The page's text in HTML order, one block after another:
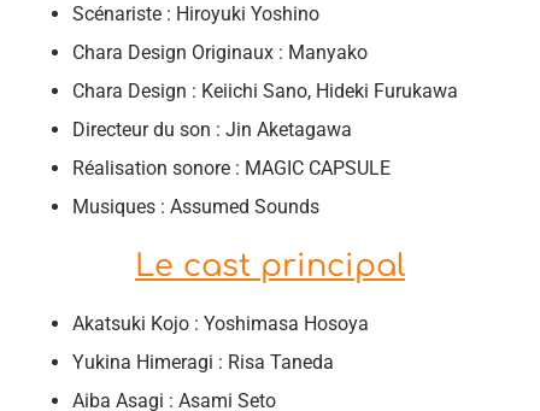
Scénariste : Hiroyuki Yoshino
Chara Design Originaux : Manyako
Chara Design : Keiichi Sano, Hideki Furukawa
Directeur du son : Jin Aketagawa
Réalisation sonore : MAGIC CAPSULE
Musiques : Assumed Sounds
Le cast principal
Akatsuki Kojo : Yoshimasa Hosoya
Yukina Himeragi : Risa Taneda
Aiba Asagi : Asami Seto